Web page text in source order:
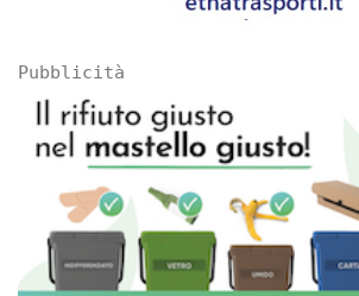
Pubblicità